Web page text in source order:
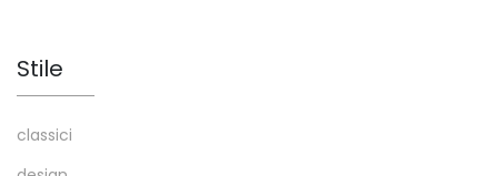
Stile
classici